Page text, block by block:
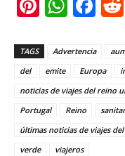
Pi
er
e
st
W
at
A
p
p
F
c
e
b
o
o
TAGS Advertencia
del
emite Europa
noticias de viajes del reino
Portugal
Reino
últimas noticias de viajes
verde
viajeros